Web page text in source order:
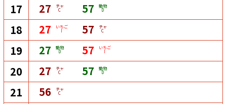
17 27 チャ
C 57 動物
D
18 27 いちご
I 57 チャ
C
19 27 動物
D 57 いちご
I
20 27 チャ
C 57 動物
D
21 56 チャ
C